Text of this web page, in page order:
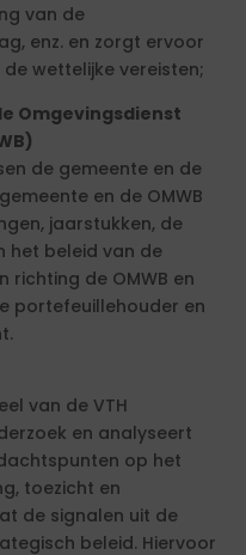
van de
enz. en zorgt ervoor
wettelijke vereisten;
Omgevingsdienst
de gemeente en de
en de OMWB
jaarstukken, de
het beleid van de
richting de OMWB en
portefeuillehouder en
van de VTH
en analyseert
op het
toezicht en
de signalen uit de
beleid. Hiervoor